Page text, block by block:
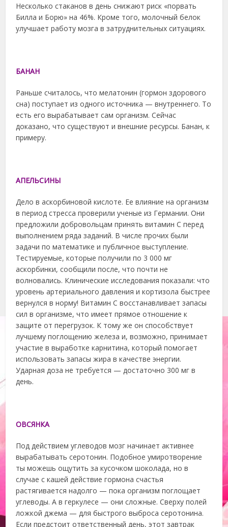
Несколько стаканов в день снижают риск «порвать
Билла и Борю» на 46%. Кроме того, молочный белок
улучшает работу мозга в затруднительных ситуациях.
БАНАН
Раньше считалось, что мелатонин (гормон здорового
сна) поступает из одного источника — внутреннего. То
есть его вырабатывает сам организм. Сейчас
доказано, что существуют и внешние ресурсы. Банан, к
примеру.
АПЕЛЬСИНЫ
Дело в аскорбиновой кислоте. Ее влияние на организм
в период стресса проверили ученые из Германии. Они
предложили добровольцам принять витамин С перед
выполнением ряда заданий. В числе прочих были
задачи по математике и публичное выступление.
Тестируемые, которые получили по 3 000 мг
аскорбинки, сообщили после, что почти не
волновались. Клинические исследования показали: что
уровень артериального давления и кортизола быстрее
вернулся в норму! Витамин С восстанавливает запасы
сил в организме, что имеет прямое отношение к
защите от перегрузок. К тому же он способствует
лучшему поглощению железа и, возможно, принимает
участие в выработке карнитина, который помогает
использовать запасы жира в качестве энергии.
Ударная доза не требуется — достаточно 300 мг в
день.
ОВСЯНКА
Под действием углеводов мозг начинает активнее
вырабатывать серотонин. Подобное умиротворение
ты можешь ощутить за кусочком шоколада, но в
случае с кашей действие гормона счастья
растягивается надолго — пока организм поглощает
углеводы. А в геркулесе — они сложные. Сверху полей
ложкой джема — для быстрого выброса серотонина.
Если предстоит ответственный день, этот завтрак